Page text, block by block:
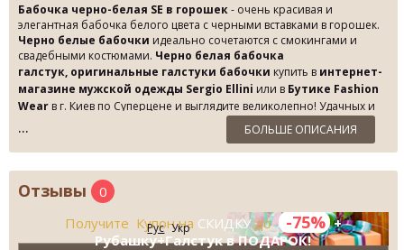
Бабочка черно-белая SE в горошек- очень красивая и
элегантная бабочка белого цвета с черными вставками в горошек.
Черно белые бабочки идеально сочетаются с смокингами и
свадебными костюмами. Черно белая бабочка
галстук, оригинальные галстуки бабочки купить в интернет-
магазине мужской одежды Sergio Ellini или в Бутике Fashion
Wear в г. Киев по Суперцене и выглядите великолепно! Удачных и
БОЛЬШЕ ОПИСАНИЯ
Отзывы
0
Получите Купон на СКИДКУдо -75% +
Рубашку+Галстук в ПОДАРОК!
Рус Укр